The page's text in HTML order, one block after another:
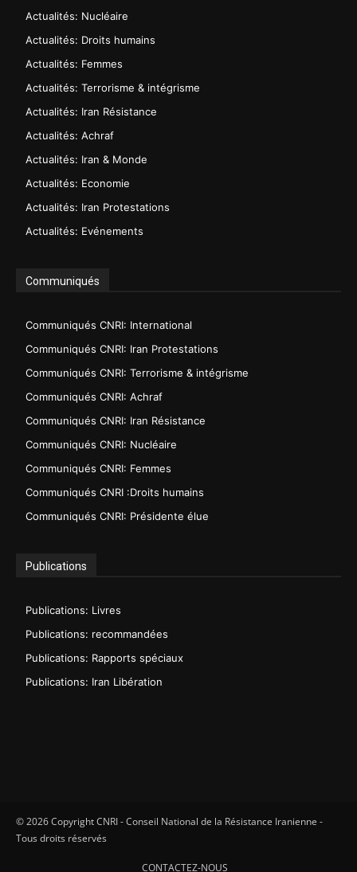
Actualités: Nucléaire
Actualités: Droits humains
Actualités: Femmes
Actualités: Terrorisme & intégrisme
Actualités: Iran Résistance
Actualités: Achraf
Actualités: Iran & Monde
Actualités: Economie
Actualités: Iran Protestations
Actualités: Evénements
Communiqués
Communiqués CNRI: International
Communiqués CNRI: Iran Protestations
Communiqués CNRI: Terrorisme & intégrisme
Communiqués CNRI: Achraf
Communiqués CNRI: Iran Résistance
Communiqués CNRI: Nucléaire
Communiqués CNRI: Femmes
Communiqués CNRI :Droits humains
Communiqués CNRI: Présidente élue
Publications
Publications: Livres
Publications: recommandées
Publications: Rapports spéciaux
Publications: Iran Libération
© 2026 Copyright CNRI - Conseil National de la Résistance Iranienne -
Tous droits réservés
CONTACTEZ-NOUS